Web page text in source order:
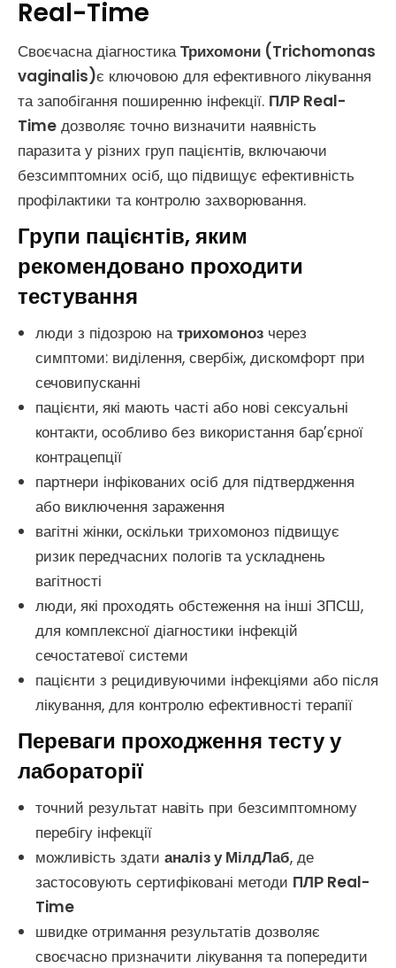
Real-Time
Своєчасна діагностикаТрихомони (Trichomonas
vaginalis)є ключовою для ефективного лікування
та запобігання поширенню інфекції. ПЛР Real-
Time дозволяє точно визначити наявність
паразита у різних груп пацієнтів, включаючи
безсимптомних осіб, що підвищує ефективність
профілактики та контролю захворювання.
Групи пацієнтів, яким
рекомендовано проходити
тестування
люди з підозрою натрихомоноз через
симптоми: виділення, свербіж, дискомфорт при
сечовипусканні
пацієнти, які мають часті або нові сексуальні
контакти, особливо без використання бар’єрної
контрацепції
партнери інфікованих осіб для підтвердження
або виключення зараження
вагітні жінки, оскільки трихомоноз підвищує
ризик передчасних пологів та ускладнень
вагітності
люди, які проходять обстеження на інші ЗПСШ,
для комплексної діагностики інфекцій
сечостатевої системи
пацієнти з рецидивуючими інфекціями або після
лікування, для контролю ефективності терапії
Переваги проходження тесту у
лабораторії
точний результат навіть при безсимптомному
перебігу інфекції
можливість здати аналіз у МілдЛаб, де
застосовують сертифіковані методи ПЛР Real-
Time
швидке отримання результатів дозволяє
своєчасно призначити лікування та попередити